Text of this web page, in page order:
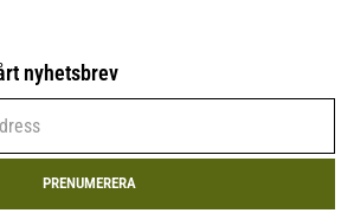
nyhetsbrev
PRENUMERERA